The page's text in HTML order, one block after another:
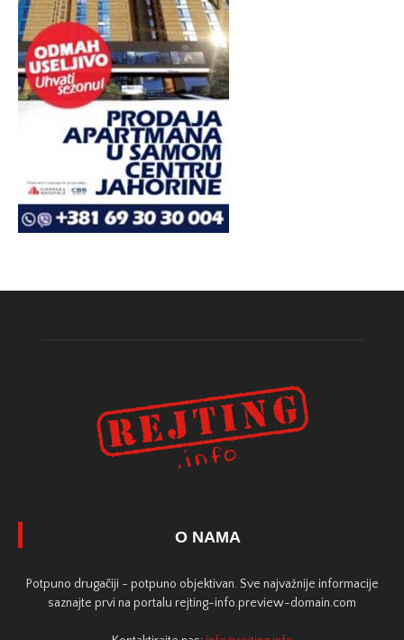
O NAMA
Potpuno drugačiji - potpuno objektivan. Sve najvažnije informacije
saznajte prvi na portalu rejting-info.preview-domain.com